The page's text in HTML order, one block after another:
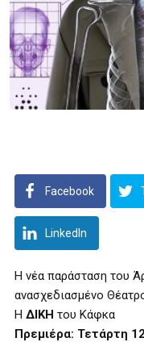
Facebook
LinkedIn
Η νέα παράσταση του
ανασχεδιασμένο
Η ΔΙΚΗ του Κάφκα
Πρεμιέρα: Τετάρτη